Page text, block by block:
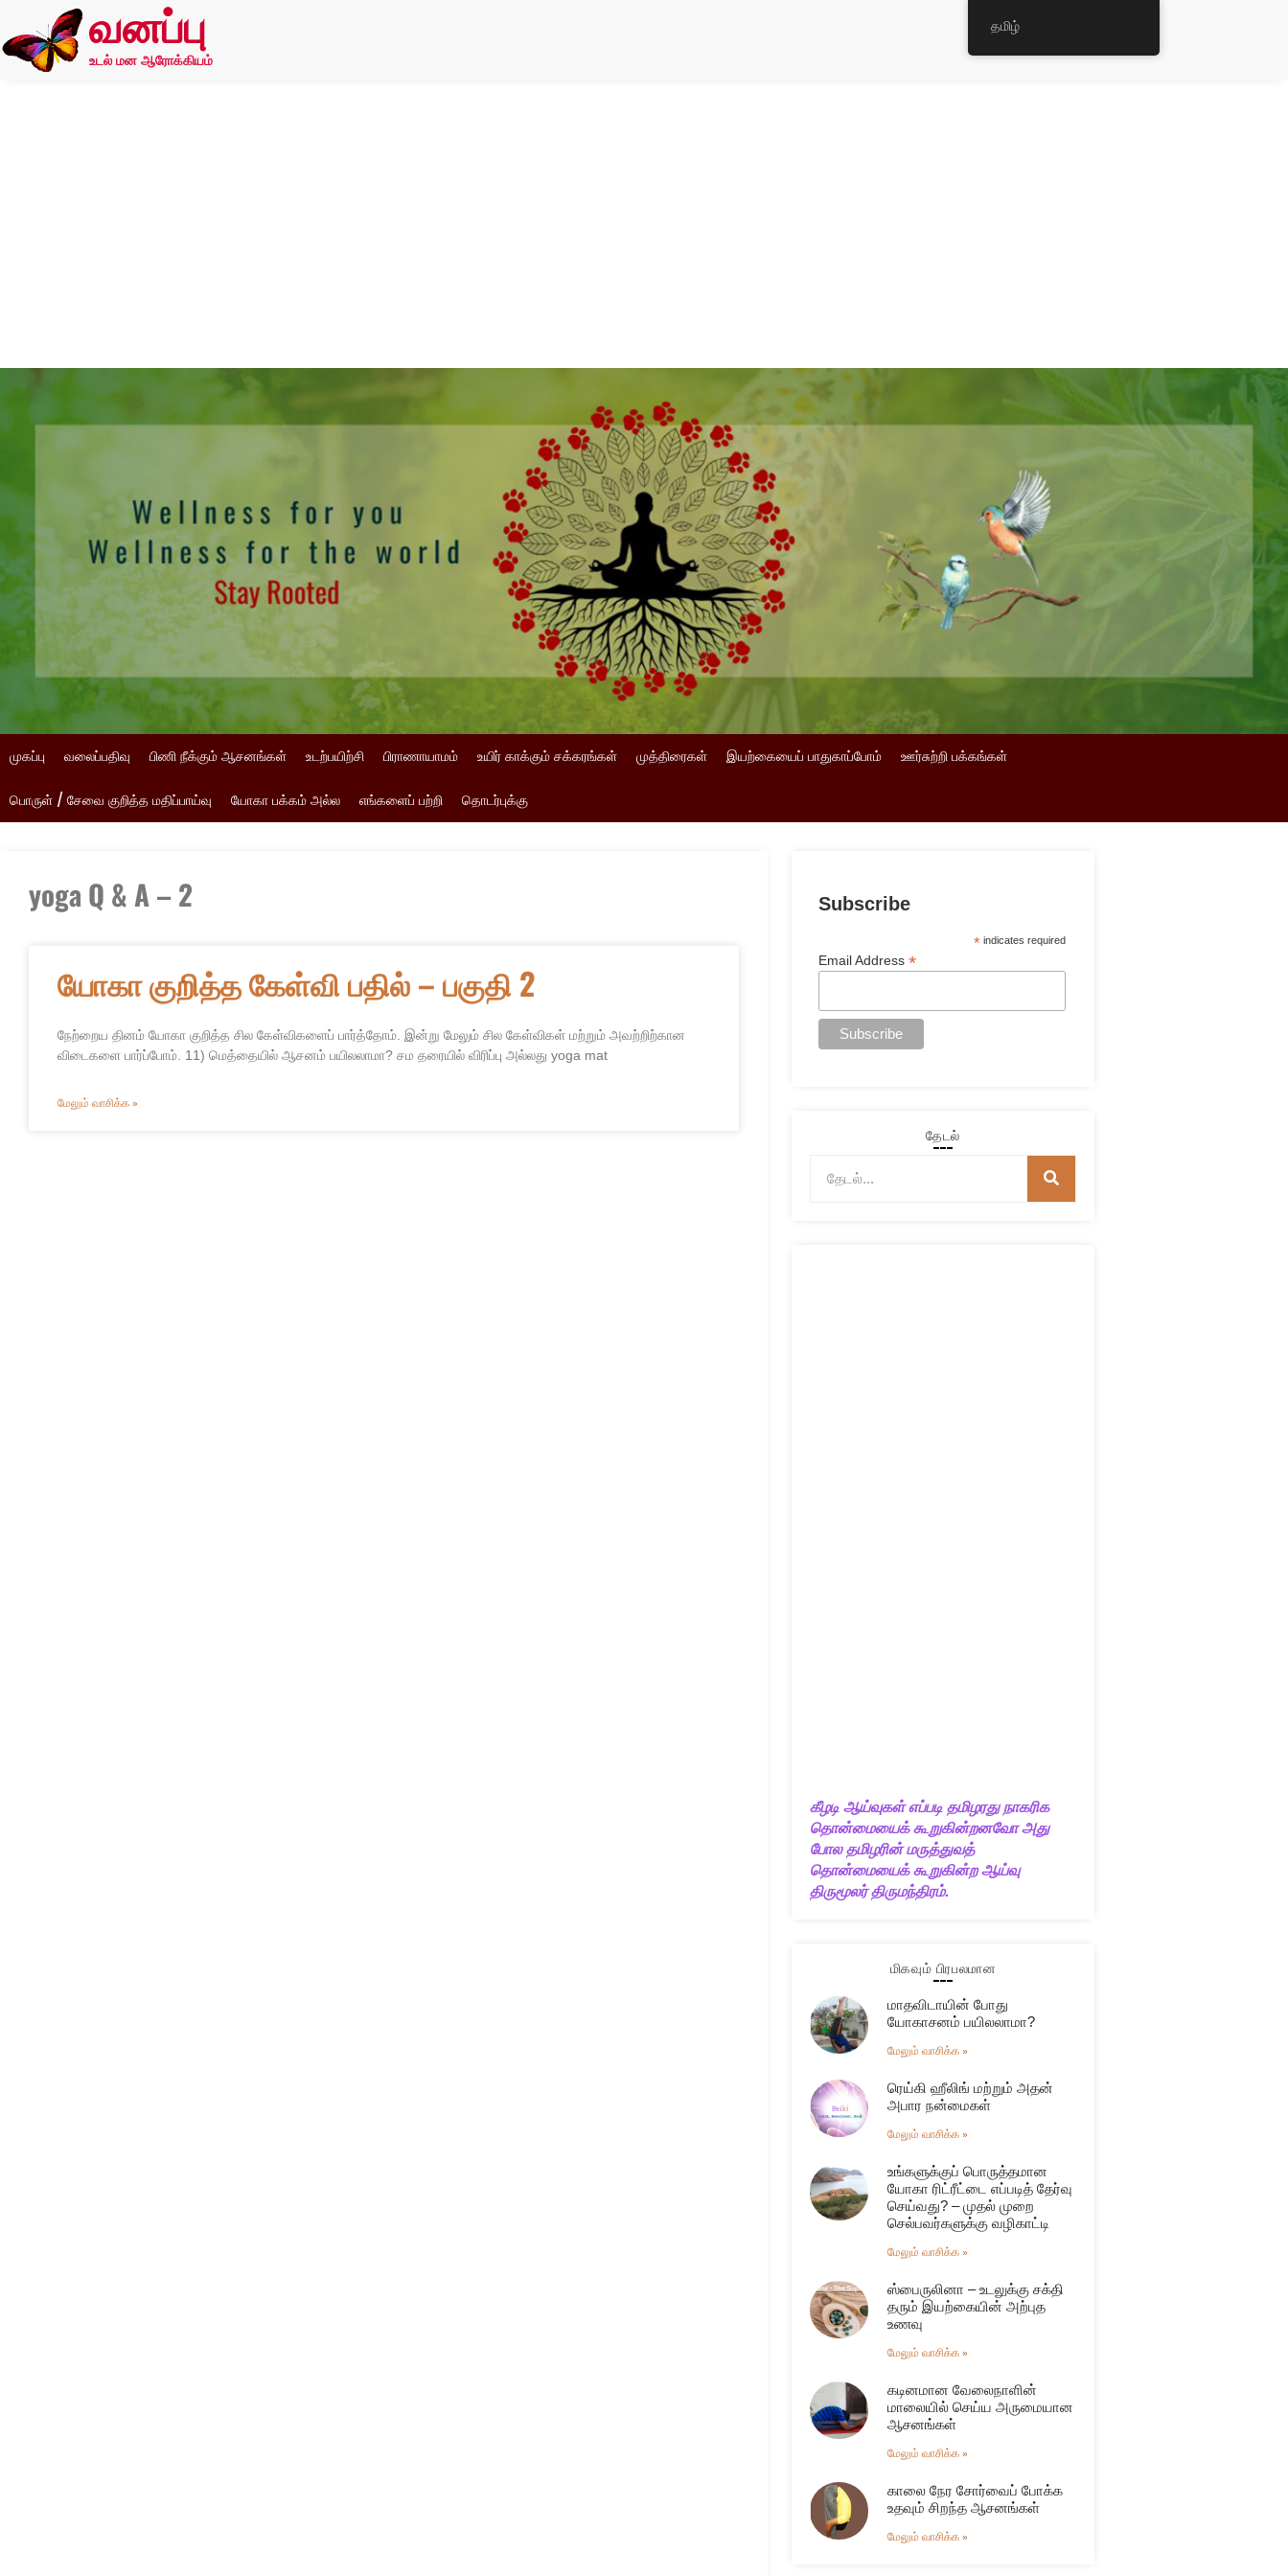
வனப்பு
உடல் மன ஆரோக்கியம்
முகப்பு வலைப்பதிவு பிணி நீக்கும் ஆசனங்கள் உடற்பயிற்சி பிராணாயாமம் உயிர் காக்கும் சக்கரங்கள் முத்திரைகள் இயற்கையைப் பாதுகாப்போம் ஊர்சுற்றி பக்கங்கள்
பொருள் / சேவை குறித்த மதிப்பாய்வு யோகா பக்கம் அல்ல எங்களைப் பற்றி தொடர்புக்கு
yoga Q & A – 2
யோகா குறித்த கேள்வி பதில் – பகுதி 2
நேற்றைய தினம் யோகா குறித்த சில கேள்விகளைப் பார்த்தோம். இன்று மேலும் சில கேள்விகள் மற்றும் அவற்றிற்கான
விடைகளை பார்ப்போம். 11) மெத்தையில் ஆசனம் பயிலலாமா? சம தரையில் விரிப்பு அல்லது yoga mat
மேலும் வாசிக்க »
Subscribe
* indicates required
Email Address *
தேடல்
கீழடி ஆய்வுகள் எப்படி தமிழரது நாகரிக
தொன்மையைக் கூறுகின்றனவோ அது
போல தமிழரின் மருத்துவத்
தொன்மையைக் கூறுகின்ற ஆய்வு
திருமூலர் திருமந்திரம்.
மிகவும் பிரபலமான
மாதவிடாயின் போது
யோகாசனம் பயிலலாமா?
மேலும் வாசிக்க »
ரெய்கி ஹீலிங் மற்றும் அதன்
அபார நன்மைகள்
மேலும் வாசிக்க »
உங்களுக்குப் பொருத்தமான
யோகா ரிட்ரீட்டை எப்படித் தேர்வு
செய்வது? – முதல் முறை
செல்பவர்களுக்கு வழிகாட்டி
மேலும் வாசிக்க »
ஸ்பைருலினா – உடலுக்கு சக்தி
தரும் இயற்கையின் அற்புத
உணவு
மேலும் வாசிக்க »
கடினமான வேலைநாளின்
மாலையில் செய்ய அருமையான
ஆசனங்கள்
மேலும் வாசிக்க »
காலை நேர சோர்வைப் போக்க
உதவும் சிறந்த ஆசனங்கள்
மேலும் வாசிக்க »
தமிழ்